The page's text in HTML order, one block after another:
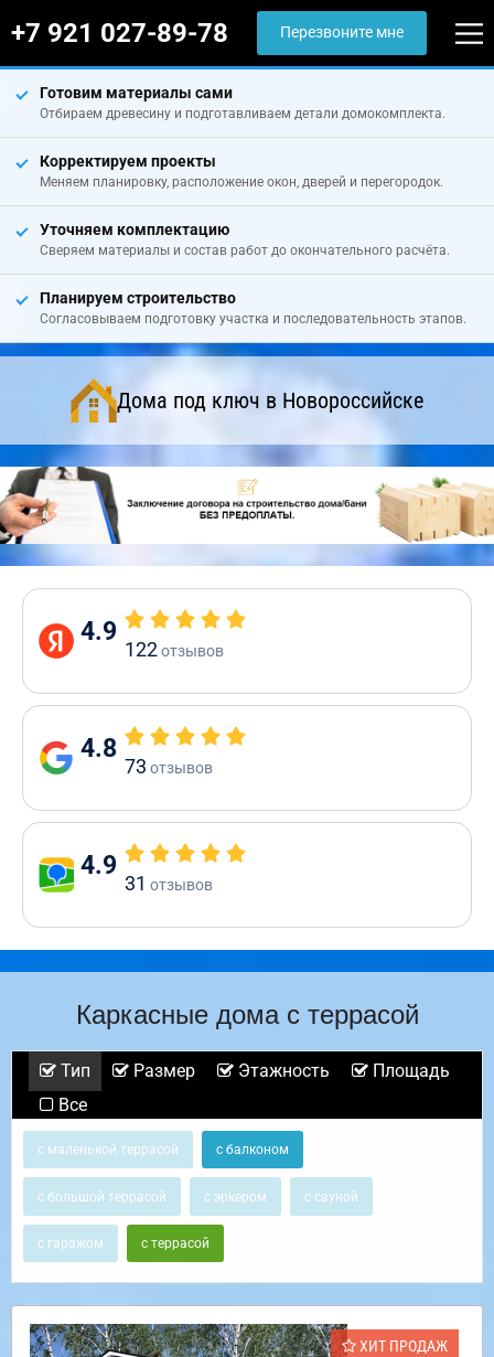
+7 921 027-89-78 Перезвоните мне
Готовим материалы сами
Отбираем древесину и подготавливаем детали домокомплекта.
Корректируем проекты
Меняем планировку, расположение окон, дверей и перегородок.
Уточняем комплектацию
Сверяем материалы и состав работ до окончательного расчёта.
Планируем строительство
Согласовываем подготовку участка и последовательность этапов.
Дома под ключ в Новороссийске
4.9
122отзывов
4.8
73 отзывов
4.9
31 отзывов
Каркасные дома с террасой
Тип Размер Этажность
Площадь
Все
с маленькой террасой с балконом
с большой террасой с эркером с сауной
с гаражом с террасой
ХИТ ПРОДАЖ